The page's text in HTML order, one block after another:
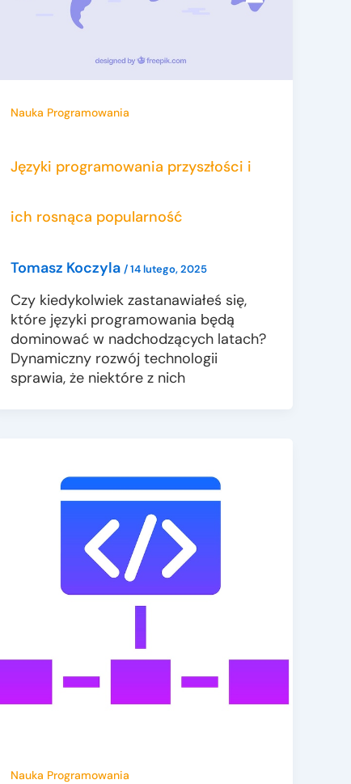
Nauka Programowania
Języki programowania przyszłości i
ich rosnąca popularność
Tomasz Koczyla /14 lutego, 2025
Czy kiedykolwiek zastanawiałeś się,
które języki programowania będą
dominować w nadchodzących latach?
Dynamiczny rozwój technologii
sprawia, że niektóre z nich
Nauka Programowania